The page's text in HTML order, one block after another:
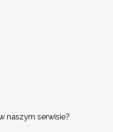
naszym serwisie?